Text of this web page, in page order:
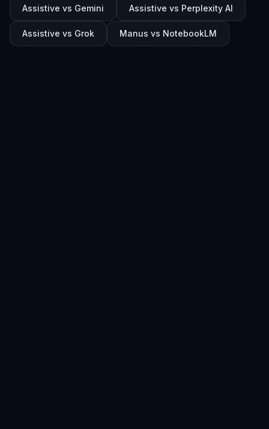
Assistive vs Gemini Assistive vs Perplexity AI
Assistive vs Grok Manus vs NotebookLM